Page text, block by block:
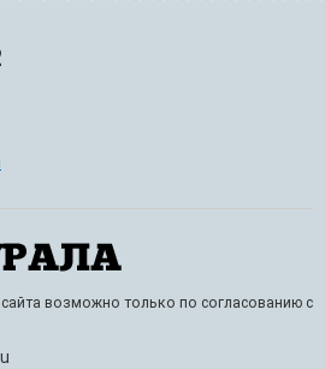
возможно только по согласованию с